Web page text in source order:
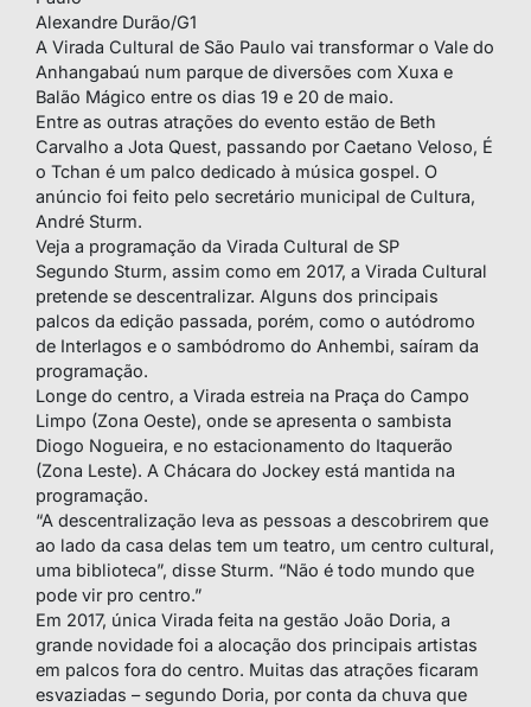
Alexandre Durão/G1
A Virada Cultural de São Paulo vai transformar o Vale do
Anhangabaú num parque de diversões com Xuxa e
Balão Mágico entre os dias 19 e 20 de maio.
Entre as outras atrações do evento estão de Beth
Carvalho a Jota Quest, passando por Caetano Veloso, É
o Tchan é um palco dedicado à música gospel. O
anúncio foi feito pelo secretário municipal de Cultura,
André Sturm.
Veja a programação da Virada Cultural de SP
Segundo Sturm, assim como em 2017, a Virada Cultural
pretende se descentralizar. Alguns dos principais
palcos da edição passada, porém, como o autódromo
de Interlagos e o sambódromo do Anhembi, saíram da
programação.
Longe do centro, a Virada estreia na Praça do Campo
Limpo (Zona Oeste), onde se apresenta o sambista
Diogo Nogueira, e no estacionamento do Itaquerão
(Zona Leste). A Chácara do Jockey está mantida na
programação.
“A descentralização leva as pessoas a descobrirem que
ao lado da casa delas tem um teatro, um centro cultural,
uma biblioteca”, disse Sturm. “Não é todo mundo que
pode vir pro centro.”
Em 2017, única Virada feita na gestão João Doria, a
grande novidade foi a alocação dos principais artistas
em palcos fora do centro. Muitas das atrações ficaram
esvaziadas – segundo Doria, por conta da chuva que